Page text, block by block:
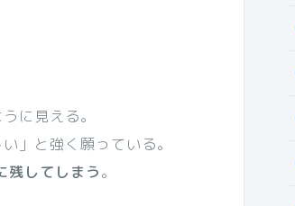
に見える。
」と強く願っている。
残してしまう。